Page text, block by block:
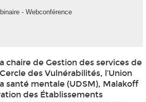
- Webconférence
chaire de Gestion des services de
des Vulnérabilités, l’Union
santé mentale (UDSM), Malakoff
des Établissements